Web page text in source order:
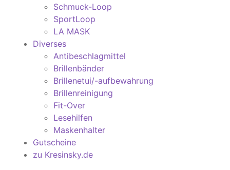
Schmuck-Loop
SportLoop
LA MASK
Diverses
Antibeschlagmittel
Brillenbänder
Brillenetui/-aufbewahrung
Brillenreinigung
Fit-Over
Lesehilfen
Maskenhalter
Gutscheine
zu Kresinsky.de